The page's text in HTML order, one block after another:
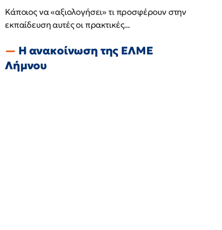
Κάποιος να «αξιολογήσει» τι προσφέρουν στην
εκπαίδευση αυτές οι πρακτικές...
Η ανακοίνωση της ΕΛΜΕ
Λήμνου